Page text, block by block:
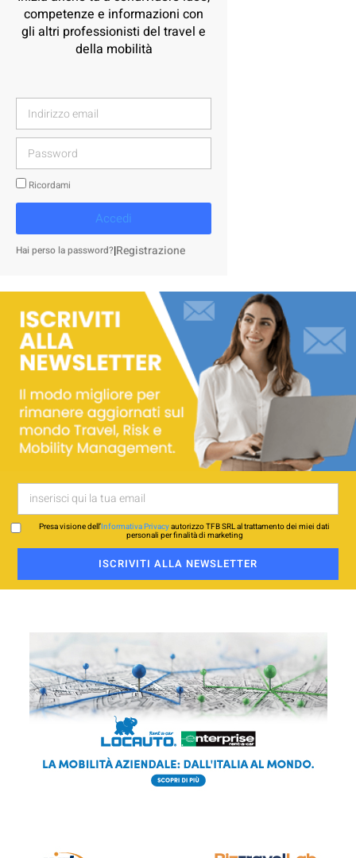
competenze e informazioni con
gli altri professionisti del travel e
della mobilità
Ricordami
Accedi
Hai perso la password?|Registrazione
Presa visione dell’Informativa Privacyautorizzo TFB SRL al trattamento dei miei dati
personali per finalità di marketing
ISCRIVITI ALLA NEWSLETTER